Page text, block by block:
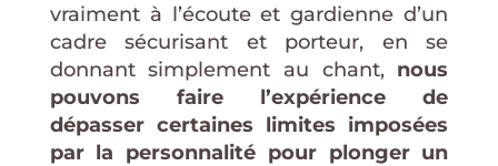
vraiment à l’écoute et gardienne d’un
cadre sécurisant et porteur, en se
donnant simplement au chant, nous
pouvons faire l’expérience de
dépasser certaines limites imposées
par la personnalité pour plonger un